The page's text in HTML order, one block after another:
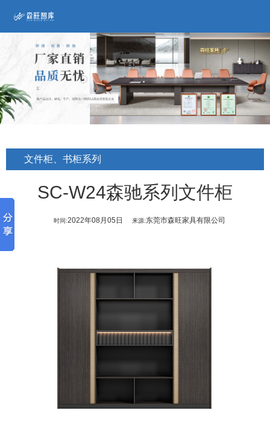
文件柜、书柜系列
SC-W24森驰系列文件柜
时间:2022年08月05日 来源:东莞市森旺家具有限公司